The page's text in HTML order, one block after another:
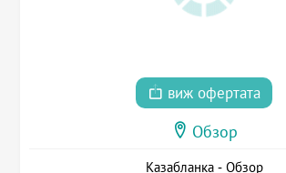
виж офертата
Обзор
Казабланка - Обзор